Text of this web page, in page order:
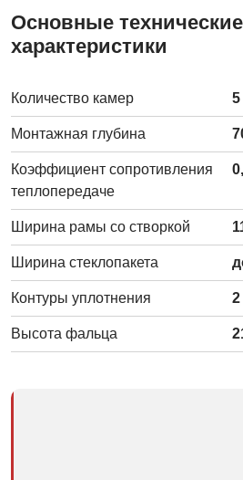
Основные технические
характеристики
Количество камер 5
Монтажная глубина
Коэффициент сопротивления
теплопередаче
Ширина рамы со створкой
Ширина стеклопакета
Контуры уплотнения 2
Высота фальца